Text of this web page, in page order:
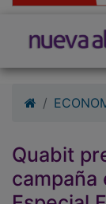
Quabit
campaña
Especial